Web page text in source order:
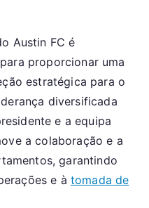
Austin FC é
proporcionar uma
estratégica para o
diversificada
e a equipa
a colaboração e a
garantindo
e à tomada de